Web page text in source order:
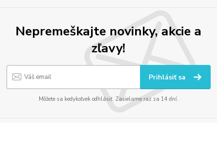
Nepremeškajte novinky, akcie a
zľavy!
Prihlásiť sa
Môžete sa kedykoľvek odhlásiť. Zasielame raz za 14 dní.